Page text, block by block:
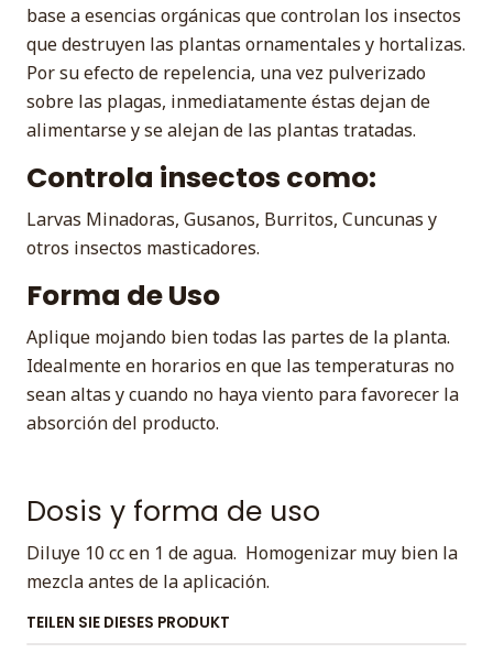
base a esencias orgánicas que controlan los insectos
que destruyen las plantas ornamentales y hortalizas.
Por su efecto de repelencia, una vez pulverizado
sobre las plagas, inmediatamente éstas dejan de
alimentarse y se alejan de las plantas tratadas.
Controla insectos como:
Larvas Minadoras, Gusanos, Burritos, Cuncunas y
otros insectos masticadores.
Forma de Uso
Aplique mojando bien todas las partes de la planta.
Idealmente en horarios en que las temperaturas no
sean altas y cuando no haya viento para favorecer la
absorción del producto.
Dosis y forma de uso
Diluye 10 cc en 1 de agua. Homogenizar muy bien la
mezcla antes de la aplicación.
TEILEN SIE DIESES PRODUKT